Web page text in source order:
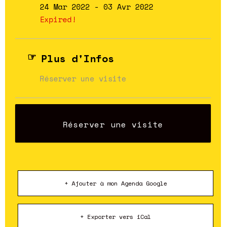
24 Mar 2022 - 03 Avr 2022
Expired!
Plus d'Infos
Réserver une visite
Réserver une visite
+ Ajouter à mon Agenda Google
+ Exporter vers iCal